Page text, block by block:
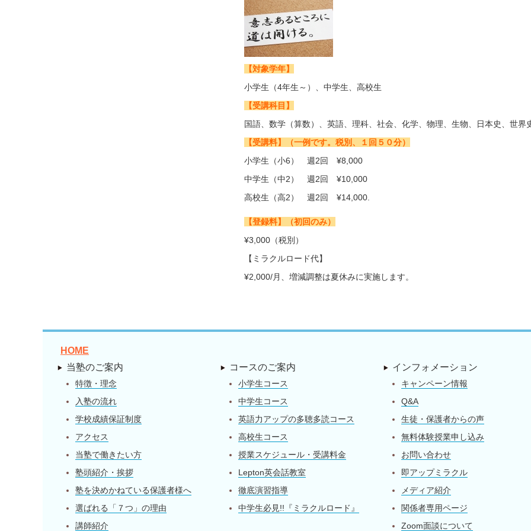
【対象学年】
小学生（4年生～）、中学生、高校生
【受講科目】
国語、数学（算数）、英語、理科、社会、化学、物理、生物、日本史、世界
【受講料】（一例です。税別、１回５０分）
小学生（小6） 週2回 ¥8,000
中学生（中2） 週2回 ¥10,000
高校生（高2） 週2回 ¥14,000.
【登録料】（初回のみ）
¥3,000（税別）
【ミラクルロード代】
¥2,000/月、増減調整は夏休みに実施します。
HOME
当塾のご案内
特徴・理念
入塾の流れ
学校成績保証制度
アクセス
当塾で働きたい方
塾頭紹介・挨拶
塾を決めかねている保護者様へ
選ばれる「７つ」の理由
講師紹介
コースのご案内
小学生コース
中学生コース
英語力アップの多聴多読コース
高校生コース
授業スケジュール・受講料金
Lepton英会話教室
徹底演習指導
中学生必見!!『ミラクルロード』
インフォメーション
キャンペーン情報
Q&A
生徒・保護者からの声
無料体験授業申し込み
お問い合わせ
即アップミラクル
メディア紹介
関係者専用ページ
Zoom面談について